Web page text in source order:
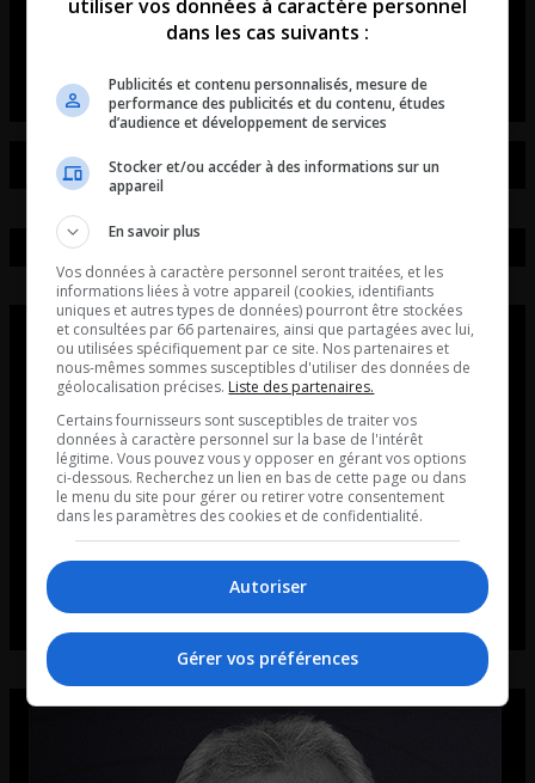
utiliser vos données à caractère personnel
dans les cas suivants :
Publicités et contenu personnalisés, mesure de
performance des publicités et du contenu, études
d’audience et développement de services
Stocker et/ou accéder à des informations sur un
appareil
En savoir plus
Vos données à caractère personnel seront traitées, et les
informations liées à votre appareil (cookies, identifiants
uniques et autres types de données) pourront être stockées
et consultées par 66 partenaires, ainsi que partagées avec lui,
ou utilisées spécifiquement par ce site. Nos partenaires et
nous-mêmes sommes susceptibles d'utiliser des données de
géolocalisation précises. Liste des partenaires.
Certains fournisseurs sont susceptibles de traiter vos
données à caractère personnel sur la base de l'intérêt
légitime. Vous pouvez vous y opposer en gérant vos options
ci-dessous. Recherchez un lien en bas de cette page ou dans
le menu du site pour gérer ou retirer votre consentement
dans les paramètres des cookies et de confidentialité.
Autoriser
Gérer vos préférences